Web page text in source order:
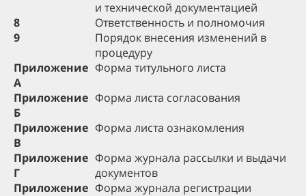
и технической документацией
8
Ответственность и полномочия
9
Порядок внесения изменений в
процедуру
Приложение
А
Форма титульного листа
Приложение
Б
Форма листа согласования
Приложение
В
Форма листа ознакомления
Приложение
Г
Форма журнала рассылки и выдачи
документов
Приложение Форма журнала регистрации